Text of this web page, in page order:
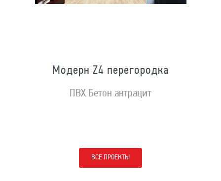
Модерн Z4 перегородка
ПВХ Бетон антрацит
ВСЕ ПРОЕКТЫ